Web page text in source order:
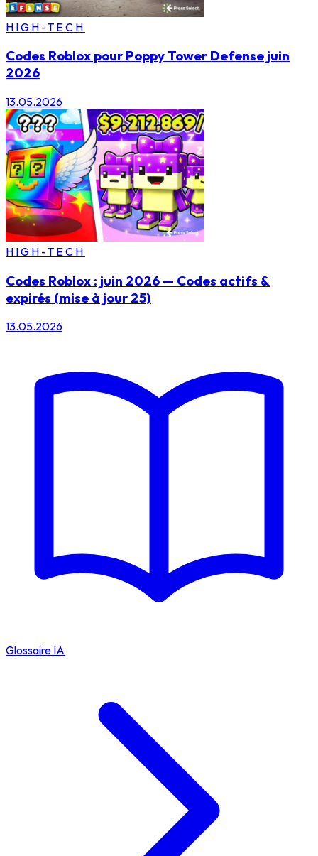
HIGH-TECH
Codes Roblox pour Poppy Tower Defense juin
2026
13.05.2026
HIGH-TECH
Codes Roblox : juin 2026 — Codes actifs &
expirés (mise à jour 25)
13.05.2026
Glossaire IA